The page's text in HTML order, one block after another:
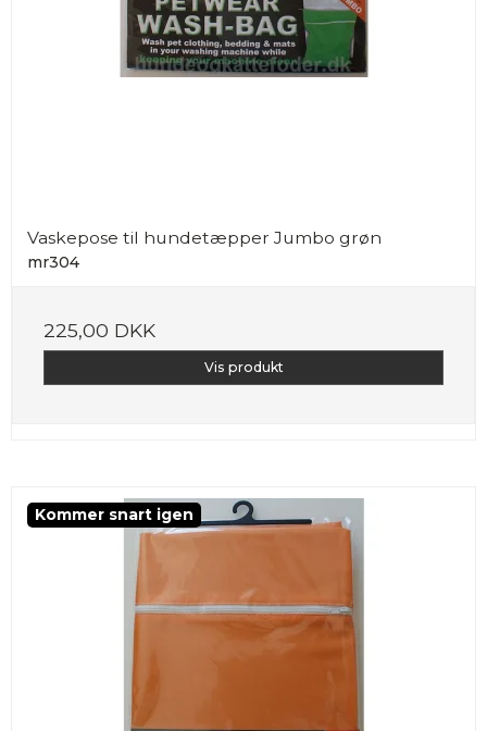
Vaskepose til hundetæpper Jumbo grøn
mr304
225,00 DKK
Vis produkt
Kommer snart igen